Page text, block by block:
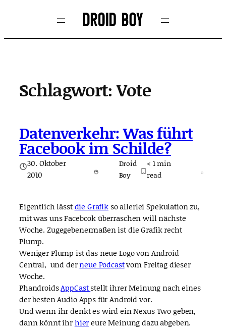
springen
Schlagwort:Vote
Datenverkehr: Was führt
Facebook im Schilde?
30. Oktober
2010
Droid
Boy
< 1min
read
Eigentlich lässtdie Grafik so allerlei Spekulation zu,
mit was uns Facebook überraschen will nächste
Woche. Zugegebenermaßen ist die Grafik recht
Plump.
Weniger Plump ist das neue Logo von Android
Central, und derneue Podcastvom Freitag dieser
Woche.
PhandroidsAppCaststellt ihrer Meinung nach eines
der besten Audio Apps für Android vor.
Und wenn ihr denkt es wird ein Nexus Two geben,
dann könnt ihrhiereure Meinung dazu abgeben.